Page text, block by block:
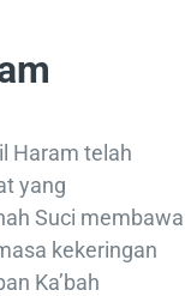
Haram telah
yang
Suci membawa
kekeringan
Ka’bah